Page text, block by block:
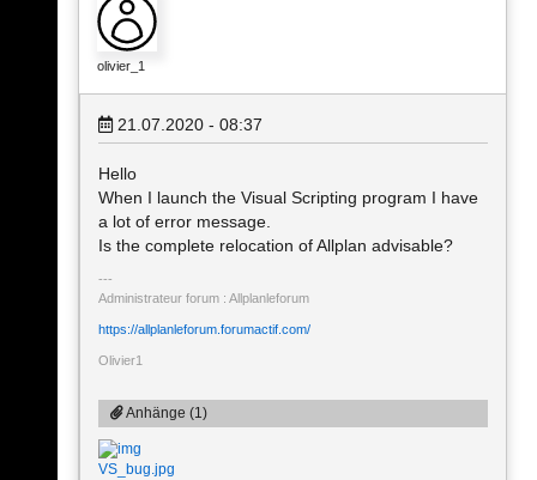
olivier_1
21.07.2020 - 08:37
Hello
When I launch the Visual Scripting program I have
a lot of error message.
Is the complete relocation of Allplan advisable?
Administrateur forum : Allplanleforum
https://allplanleforum.forumactif.com/
Olivier1
Anhänge (1)
VS_bug.jpg